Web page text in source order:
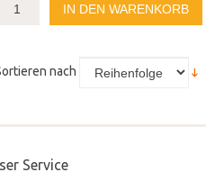
IN DEN WARENKORB
nach
Service